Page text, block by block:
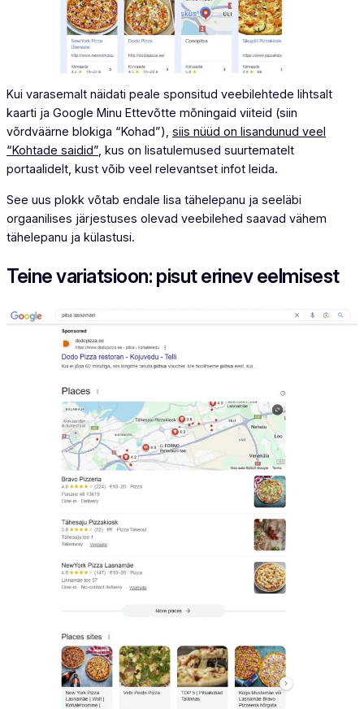
Kui varasemalt näidati peale sponsitud veebilehtede lihtsalt
kaarti ja Google Minu Ettevõtte mõningaid viiteid (siin
võrdväärne blokiga “Kohad”), siis nüüd on lisandunud veel
“Kohtade saidid”, kus on lisatulemused suurtematelt
portaalidelt, kust võib veel relevantset infot leida.
See uus plokk võtab endale lisa tähelepanu ja seeläbi
orgaanilises järjestuses olevad veebilehed saavad vähem
tähelepanu ja külastusi.
Teine variatsioon: pisut erinev eelmisest